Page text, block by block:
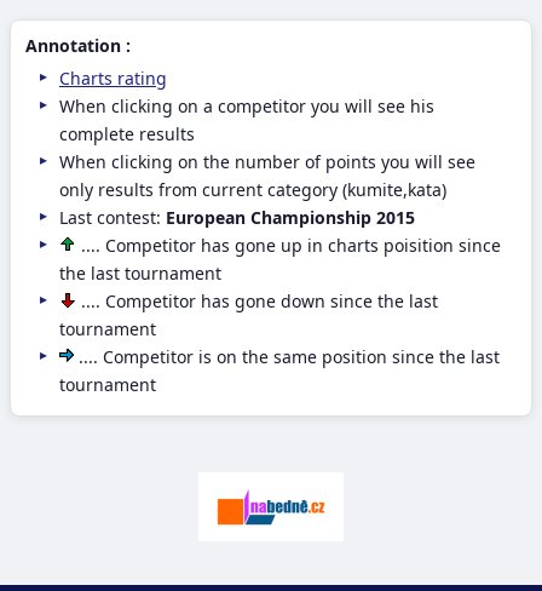
Annotation :
Charts rating
When clicking on a competitor you will see his
complete results
When clicking on the number of points you will see
only results from current category (kumite,kata)
Last contest: European Championship 2015
.... Competitor has gone up in charts poisition since
the last tournament
.... Competitor has gone down since the last
tournament
.... Competitor is on the same position since the last
tournament